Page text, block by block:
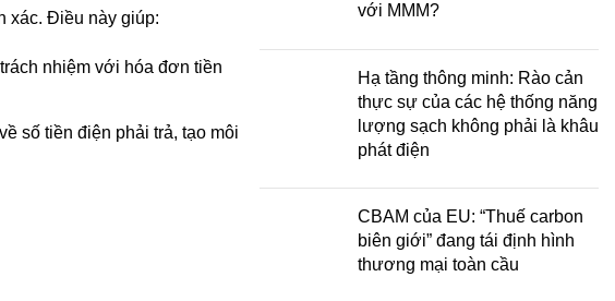
xác. Điều này giúp:
nhiệm với hóa đơn tiền
số tiền điện phải trả, tạo môi
với MMM?
Hạ tầng thông minh: Rào cản
thực sự của các hệ thống năng
lượng sạch không phải là khâu
phát điện
CBAM của EU: “Thuế carbon
biên giới” đang tái định hình
thương mại toàn cầu